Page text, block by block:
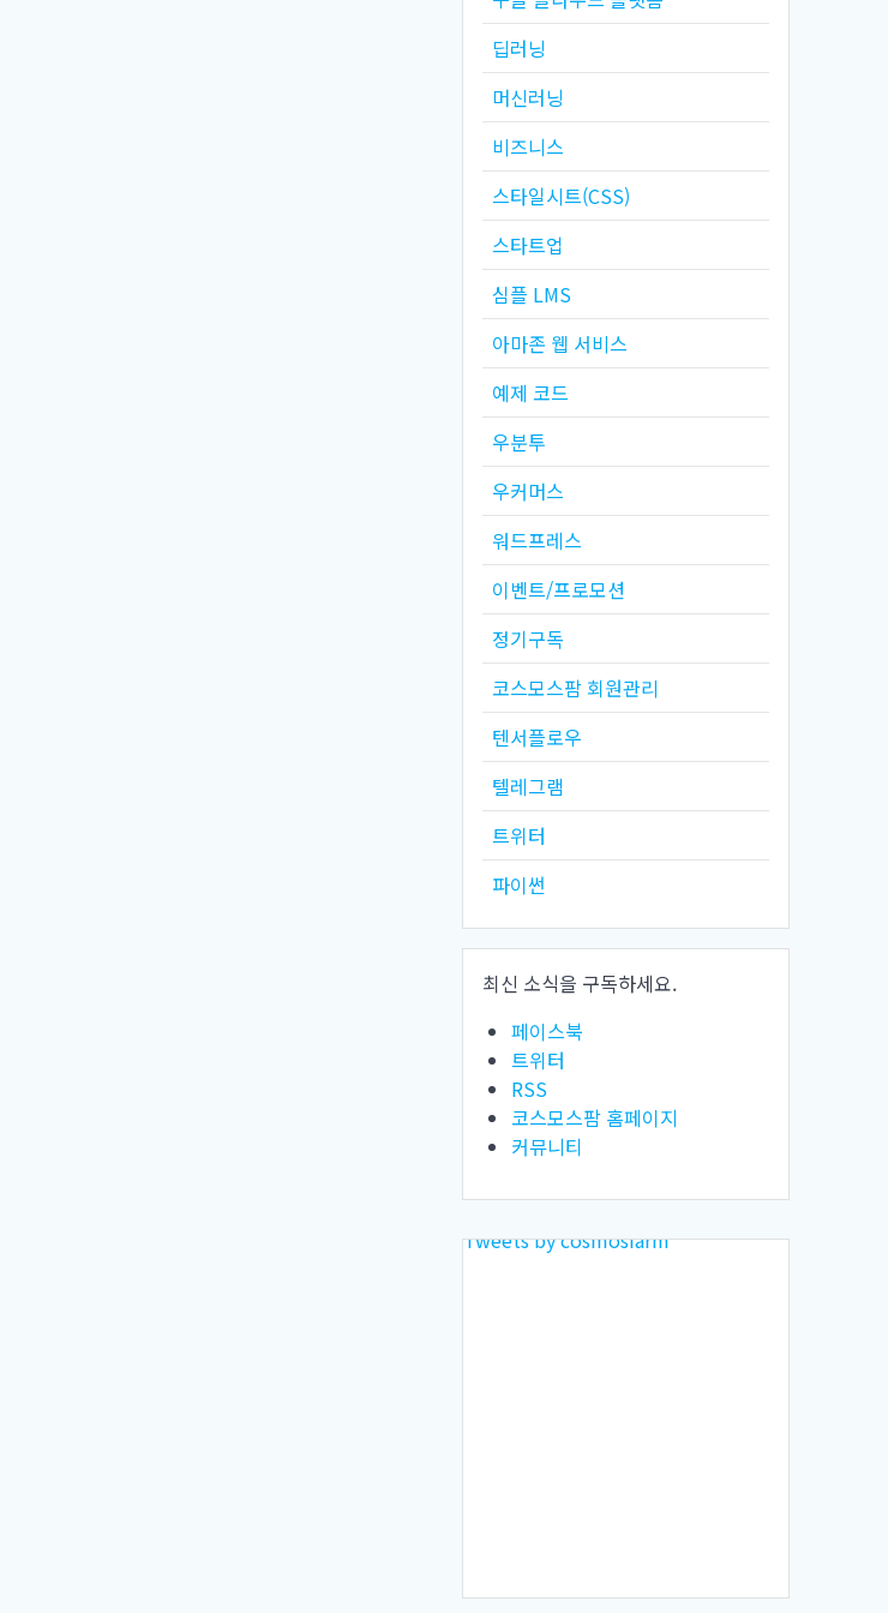
딥러닝
머신러닝
비즈니스
스타일시트(CSS)
스타트업
심플 LMS
아마존 웹 서비스
예제 코드
우분투
우커머스
워드프레스
이벤트/프로모션
정기구독
코스모스팜 회원관리
텐서플로우
텔레그램
트위터
파이썬
최신 소식을 구독하세요.
페이스북
트위터
RSS
코스모스팜 홈페이지
커뮤니티
Tweets by cosmosfarm